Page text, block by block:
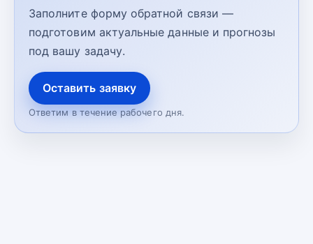
Заполните форму обратной связи —
подготовим актуальные данные и прогнозы
под вашу задачу.
Оставить заявку
Ответим в течение рабочего дня.